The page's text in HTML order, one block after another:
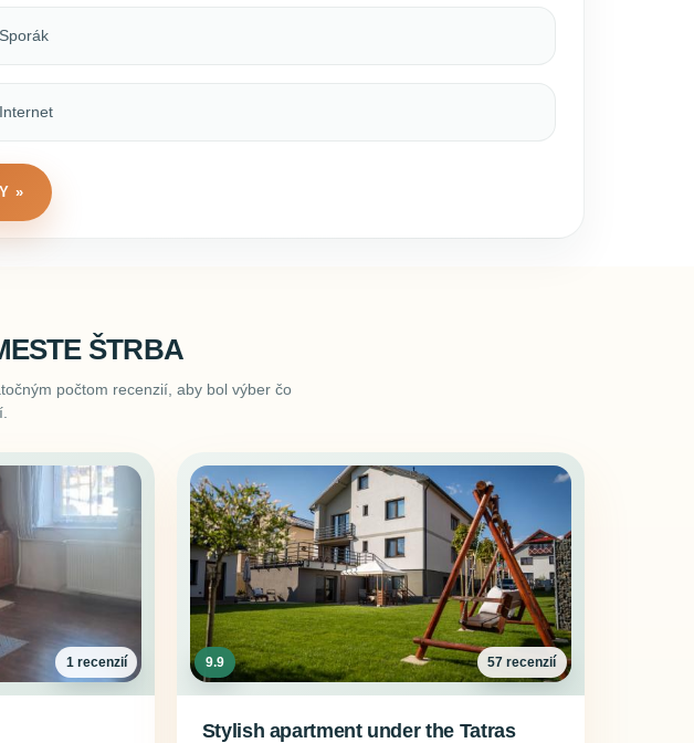
Sporák
Internet
»
ŠTRBA
počtom recenzií, aby bol výber čo
1 recenzií 9.9 57 recenzií
Stylish apartment under the Tatras